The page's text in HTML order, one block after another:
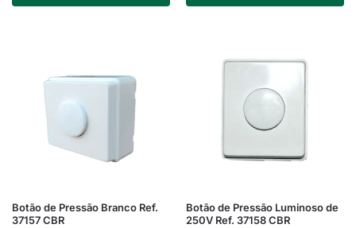
Botão de Pressão Branco Ref.
37157 CBR
Botão de Pressão Luminoso de
250V Ref. 37158 CBR